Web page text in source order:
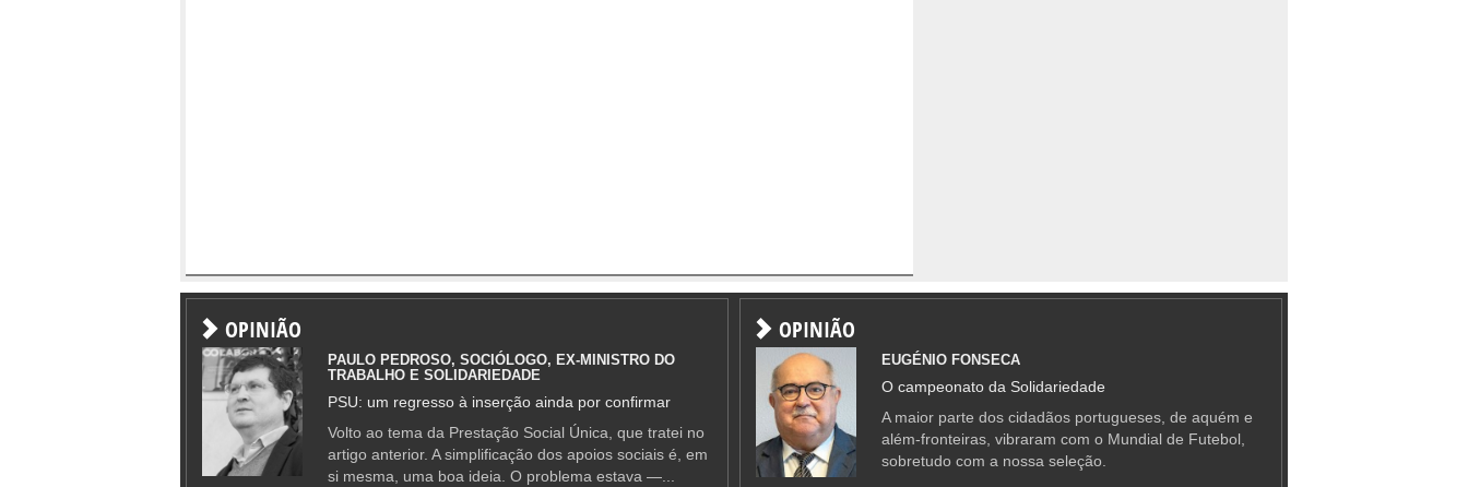
OPINIÃO
PAULO PEDROSO, SOCIÓLOGO, EX-MINISTRO DO
TRABALHO E SOLIDARIEDADE
PSU: um regresso à inserção ainda por confirmar
Volto ao tema da Prestação Social Única, que tratei no
artigo anterior. A simplificação dos apoios sociais é, em
si mesma, uma boa ideia. O problema estava —...
OPINIÃO
EUGÉNIO FONSECA
O campeonato da Solidariedade
A maior parte dos cidadãos portugueses, de aquém e
além-fronteiras, vibraram com o Mundial de Futebol,
sobretudo com a nossa seleção.